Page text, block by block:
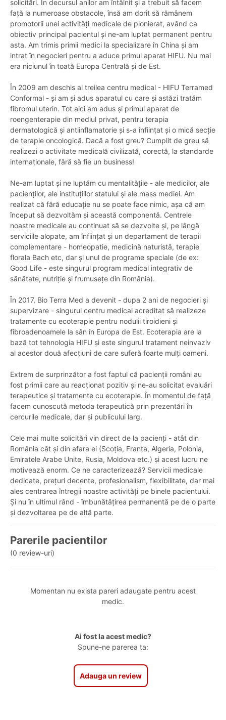
solicitări. În decursul anilor am întâlnit și a trebuit să facem
față la numeroase obstacole, însă am dorit să rămânem
promotorii unei activități medicale de pionierat, având ca
obiectiv principal pacientul și ne-am luptat permanent pentru
asta. Am trimis primii medici la specializare în China și am
intrat în negocieri pentru a aduce primul aparat HIFU. Nu mai
era niciunul în toată Europa Centrală și de Est.
În 2009 am deschis al treilea centru medical - HIFU Terramed
Conformal - și am și adus aparatul cu care și astăzi tratăm
fibromul uterin. Tot aici am adus și primul aparat de
roengenterapie din mediul privat, pentru terapia
dermatologică și antiinflamatorie și s-a înființat și o mică secție
de terapie oncologică. Dacă a fost greu? Cumplit de greu să
realizezi o activitate medicală civilizată, corectă, la standarde
internaționale, fără să fie un business!
Ne-am luptat și ne luptăm cu mentalitățile - ale medicilor, ale
pacienților, ale instituțiilor statului și ale mass mediei. Am
realizat că fără educație nu se poate face nimic, așa că am
început să dezvoltăm și această componentă. Centrele
noastre medicale au continuat să se dezvolte și, pe lângă
serviciile alopate, am înființat și un departament de terapii
complementare - homeopatie, medicină naturistă, terapie
florala Bach etc, dar și unul de programe speciale (de ex:
Good Life - este singurul program medical integrativ de
sănătate, nutriție și frumusețe din România).
În 2017, Bio Terra Med a devenit - dupa 2 ani de negocieri și
supervizare - singurul centru medical acreditat să realizeze
tratamente cu ecoterapie pentru nodulii tiroidieni și
fibroadenoamele la sân în Europa de Est. Ecoterapia are la
bază tot tehnologia HIFU și este singurul tratament neinvaziv
al acestor două afecțiuni de care suferă foarte mulți oameni.
Extrem de surprinzător a fost faptul că pacienții români au
fost primii care au reacționat pozitiv și ne-au solicitat evaluări
terapeutice și tratamente cu ecoterapie. În momentul de față
facem cunoscută metoda terapeutică prin prezentări în
cercurile medicale, dar și publicului larg.
Cele mai multe solicitări vin direct de la pacienți - atât din
România cât și din afara ei (Scoția, Franța, Algeria, Polonia,
Emiratele Arabe Unite, Rusia, Moldova etc.) și acest lucru ne
motivează enorm. Ce ne caracterizează? Servicii medicale
dedicate, prețuri decente, profesionalism, flexibilitate, dar mai
ales centrarea întregii noastre activități pe binele pacientului.
Și nu în ultimul rând - îmbunătățirea permanentă pe de o parte
și dezvoltarea pe de altă parte.
Parerile pacientilor
(0 review-uri)
Momentan nu exista pareri adaugate pentru acest
medic.
Ai fost la acest medic?
Spune-ne parerea ta:
Adauga un review